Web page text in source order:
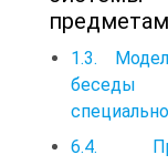
1.3.
беседы
6.4.